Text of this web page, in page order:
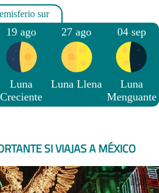
19 ago
Luna
Creciente
27 ago
Luna Llena
04 sep
Luna
Menguante
SI VIAJAS A MÉXICO